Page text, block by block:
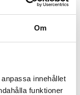
Om
innehållet
funktioner
OCH